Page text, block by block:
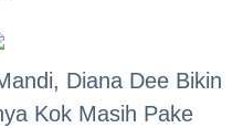
Diana Dee Bikin
Kok Masih Pake